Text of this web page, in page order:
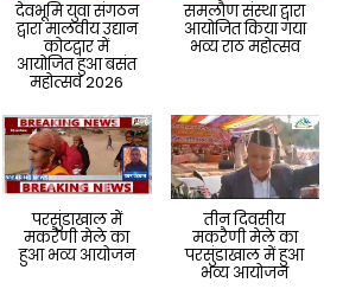
देवभूमि युवा संगठन
द्वारा मालवीय उद्यान
कोटद्वार में
आयोजित हुआ बसंत
महोत्सव 2026
समलौण संस्था द्वारा
आयोजित किया गया
भव्य राठ महोत्सव
परसुंडाखाल में
मकरैणी मेले का
हुआ भव्य आयोजन
तीन दिवसीय
मकरैणी मेले का
परसुंडाखाल में हुआ
भव्य आयोजन